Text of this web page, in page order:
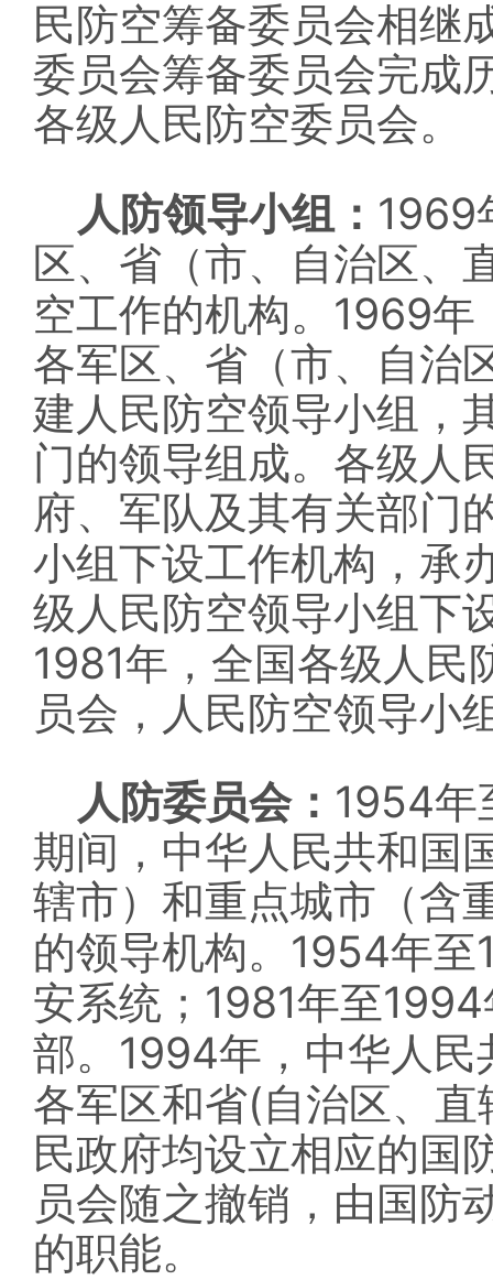
民防空筹备委员会相继
委员会筹备委员会完成
各级人民防空委员会。
人防领导小组： 1969
区、省（市、自治区、
空工作的机构。 1969年
各军区、省（市、自治
建人民防空领导小组，
门的领导组成。各级人
府、军队及其有关部门
小组下设工作机构，承
级人民防空领导小组下
1981年，全国各级人民
员会，人民防空领导小
人防委员会： 1954年
期间，中华人民共和国
辖市）和重点城市（含
的领导机构。 1954年至
安系统； 1981年至1994
部。 1994年，中华人民
各军区和省(自治区、直
民政府均设立相应的国
员会随之撤销，由国防
的职能。